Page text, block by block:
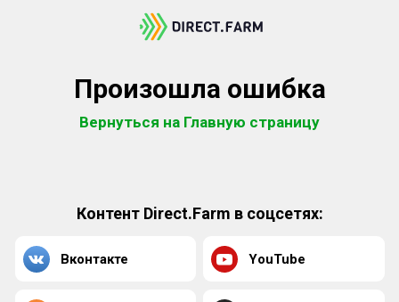
Произошла ошибка
Вернуться на Главную страницу
Контент Direct.Farm в соцсетях:
Вконтакте YouTube